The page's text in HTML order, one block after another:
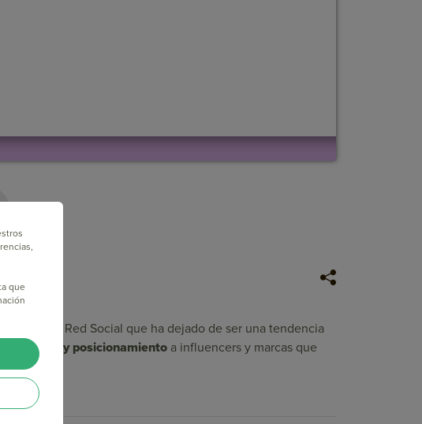
de la Red Social que ha dejado de ser una tendencia
y posicionamiento a influencers y marcas que
que